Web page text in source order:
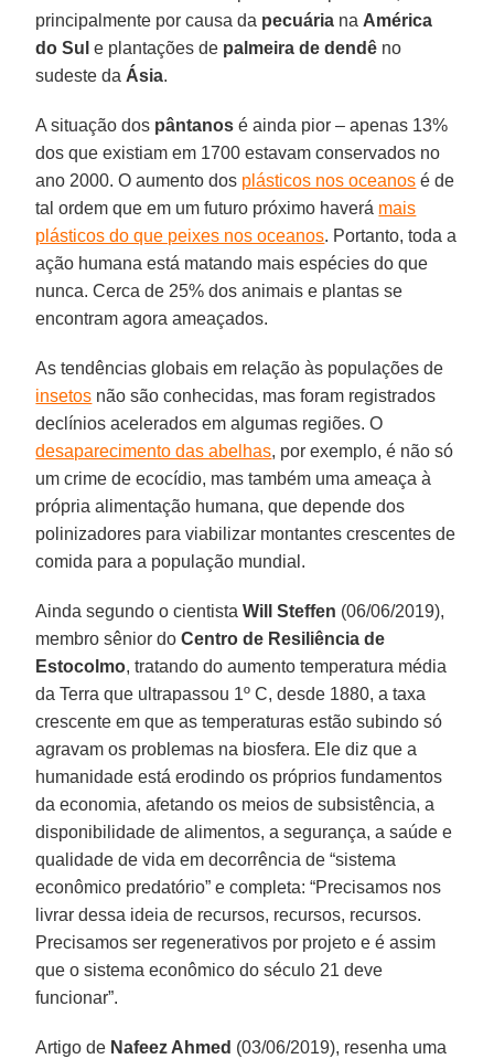
principalmente por causa da pecuária naAmérica
do Sul e plantações de palmeira de dendê no
sudeste daÁsia.
A situação dos pântanos é ainda pior – apenas 13%
dos que existiam em 1700 estavam conservados no
ano 2000. O aumento dos plásticos nos oceanos é de
tal ordem que em um futuro próximo haverá mais
plásticos do que peixes nos oceanos. Portanto, toda a
ação humana está matando mais espécies do que
nunca. Cerca de 25% dos animais e plantas se
encontram agora ameaçados.
As tendências globais em relação às populações de
insetos não são conhecidas, mas foram registrados
declínios acelerados em algumas regiões. O
desaparecimento das abelhas, por exemplo, é não só
um crime de ecocídio, mas também uma ameaça à
própria alimentação humana, que depende dos
polinizadores para viabilizar montantes crescentes de
comida para a população mundial.
Ainda segundo o cientistaWill Steffen (06/06/2019),
membro sênior doCentro de Resiliência de
Estocolmo, tratando do aumento temperatura média
da Terra que ultrapassou 1º C, desde 1880, a taxa
crescente em que as temperaturas estão subindo só
agravam os problemas na biosfera. Ele diz que a
humanidade está erodindo os próprios fundamentos
da economia, afetando os meios de subsistência, a
disponibilidade de alimentos, a segurança, a saúde e
qualidade de vida em decorrência de “sistema
econômico predatório” e completa: “Precisamos nos
livrar dessa ideia de recursos, recursos, recursos.
Precisamos ser regenerativos por projeto e é assim
que o sistema econômico do século 21 deve
funcionar”.
Artigo de Nafeez Ahmed (03/06/2019), resenha uma